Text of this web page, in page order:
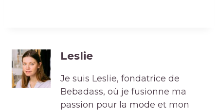
Leslie
Je suis Leslie, fondatrice de
Bebadass, où je fusionne ma
passion pour la mode et mon